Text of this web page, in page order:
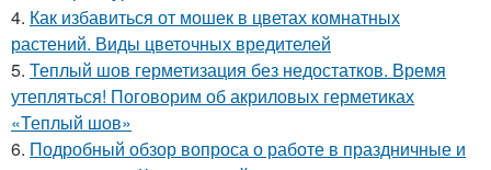
4. Как избавиться от мошек в цветах комнатных
растений. Виды цветочных вредителей
5. Теплый шов герметизация без недостатков. Время
утепляться! Поговорим об акриловых герметиках
«Теплый шов»
6. Подробный обзор вопроса о работе в праздничные и